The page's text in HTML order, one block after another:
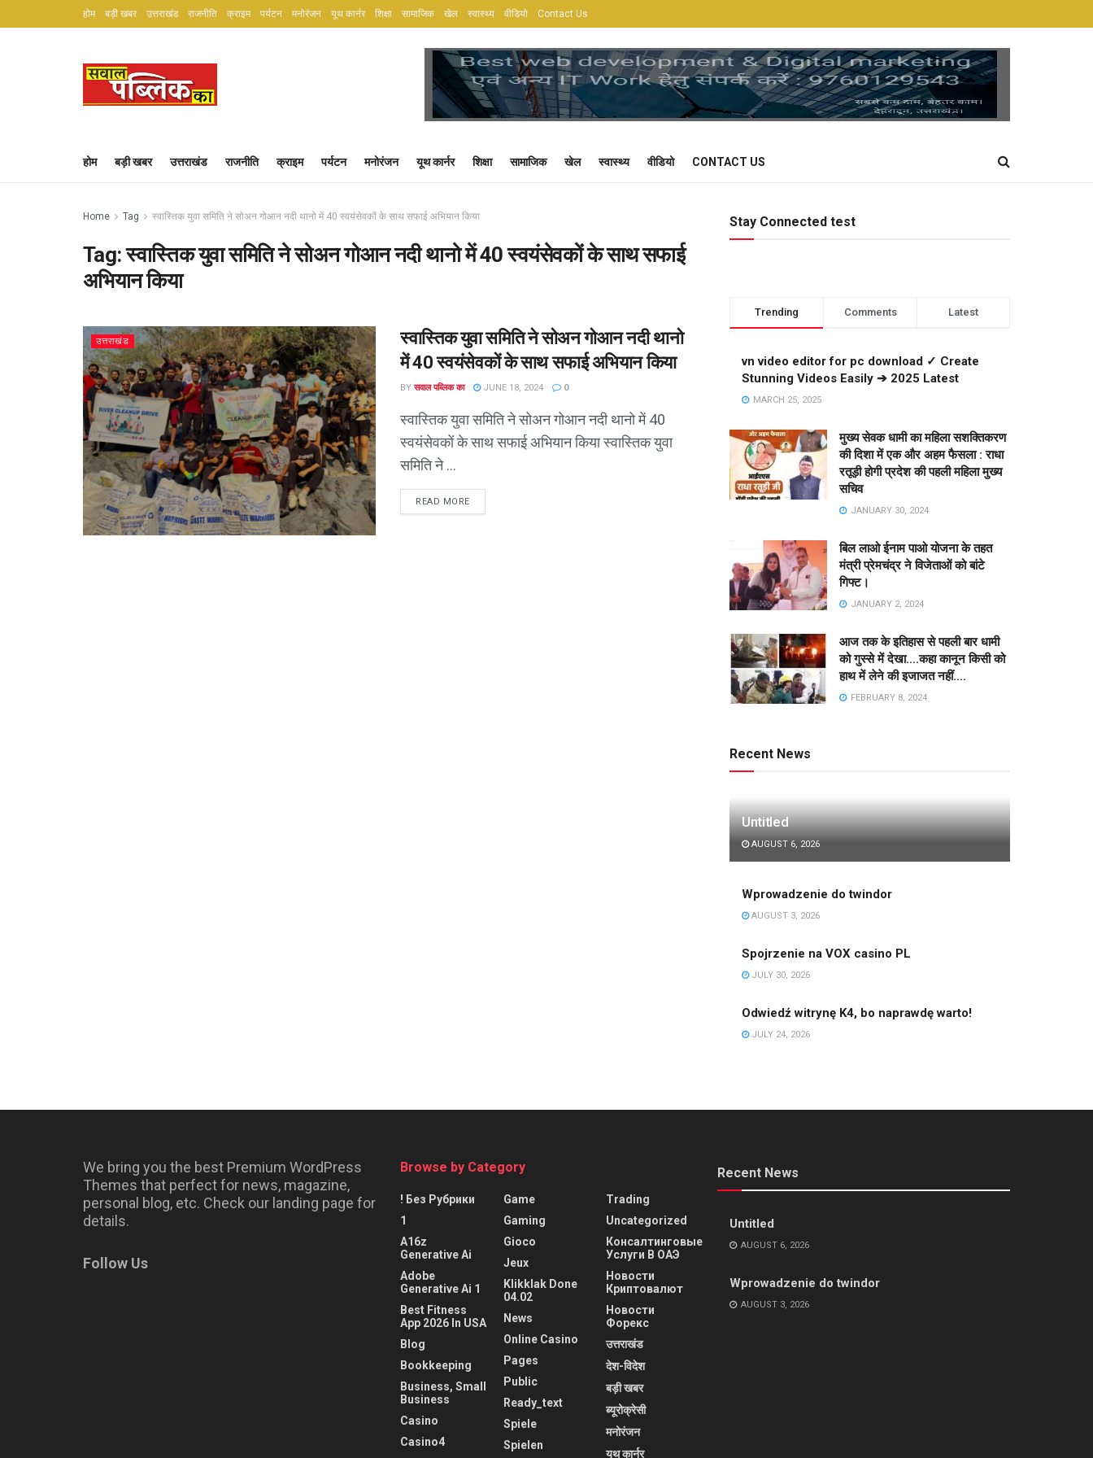
होम बड़ी खबर उत्तराखंड राजनीति क्राइम पर्यटन मनोरंजन यूथ कार्नर शिक्षा सामाजिक खेल स्वास्थ्य वीडियो Contact Us
होम बड़ी खबर उत्तराखंड राजनीति क्राइम पर्यटन मनोरंजन यूथ कार्नर शिक्षा सामाजिक खेल स्वास्थ्य वीडियो CONTACT US
Home Tag स्वास्तिक युवा समिति ने सोअन गोआन नदी थानो में 40 स्वयंसेवकों के साथ सफाई अभियान किया
Tag:स्वास्तिक युवा समिति ने सोअन गोआन नदी थानो में 40 स्वयंसेवकों के साथ सफाई
अभियान किया
उत्तराखंड
स्वास्तिक युवा समिति ने सोअन गोआन नदी थानो
में 40 स्वयंसेवकों के साथ सफाई अभियान किया
BY सवाल पब्लिक का JUNE 18, 2024 0
स्वास्तिक युवा समिति ने सोअन गोआन नदी थानो में 40
स्वयंसेवकों के साथ सफाई अभियान किया स्वास्तिक युवा
समिति ने ...
READ MORE
Stay Connected test
Trending Comments Latest
vn video editor for pc download ✓ Create
Stunning Videos Easily ➔ 2025 Latest
MARCH 25, 2025
मुख्य सेवक धामी का महिला सशक्तिकरण
की दिशा में एक और अहम फैसला : राधा
रतूड़ी होगी प्रदेश की पहली महिला मुख्य
सचिव
JANUARY 30, 2024
बिल लाओ ईनाम पाओ योजना के तहत
मंत्री प्रेमचंद्र ने विजेताओं को बांटे
गिफ्ट।
JANUARY 2, 2024
आज तक के इतिहास से पहली बार धामी
को गुस्से में देखा….कहा कानून किसी को
हाथ में लेने की इजाजत नहीं….
FEBRUARY 8, 2024
Recent News
Untitled
AUGUST 6, 2026
Wprowadzenie do twindor
AUGUST 3, 2026
Spojrzenie na VOX casino PL
JULY 30, 2026
Odwiedź witrynę K4, bo naprawdę warto!
JULY 24, 2026
We bring you the best Premium WordPress
Themes that perfect for news, magazine,
personal blog, etc. Check our landing page for
details.
Follow Us
Browse by Category
! Без Рубрики
1
A16z
Generative Ai
Adobe
Generative Ai 1
Best Fitness
App 2026 In USA
Blog
Bookkeeping
Business, Small
Business
Casino
Casino4
Game
Gaming
Gioco
Jeux
Klikklak Done
04.02
News
Online Casino
Pages
Public
Ready_text
Spiele
Spielen
Trading
Uncategorized
Консалтинговые
Услуги В ОАЭ
Новости
Криптовалют
Новости
Форекс
उत्तराखंड
देश-विदेश
बड़ी खबर
ब्यूरोक्रेसी
मनोरंजन
यूथ कार्नर
Recent News
Untitled
AUGUST 6, 2026
Wprowadzenie do twindor
AUGUST 3, 2026